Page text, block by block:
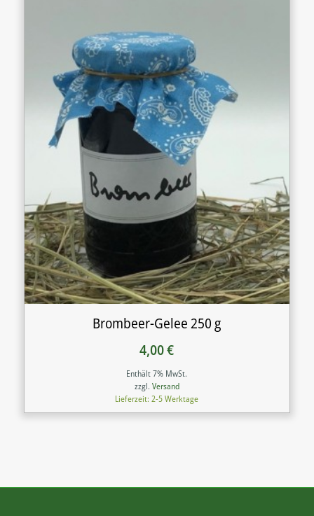
Brombeer-Gelee 250 g
4,00€
Enthält 7% MwSt.
zzgl. Versand
Lieferzeit: 2-5 Werktage